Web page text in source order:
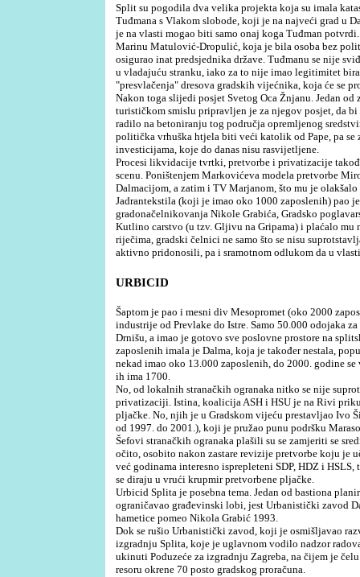
Split su pogodila dva velika projekta koja su imala
Tuđmana s Vlakom slobode, koji je na najveći grad u
je na vlasti mogao biti samo onaj koga Tuđman
Marinu Matulović-Dropulić, koja je bila osoba bez
osigurao inat predsjednika države. Tuđmanu se nije
u vladajuću stranku, iako za to nije imao legitimitet
"presvlačenja" dresova gradskih vijećnika, koja će se
Nakon toga slijedi posjet Svetog Oca Žnjanu. Jedan od
turističkom smislu pripravljen je za njegov posjet, da bi
radilo na betoniranju tog područja opremljenog
politička vrhuška htjela biti veći katolik od Pape, pa
investicijama, koje do danas nisu rasvijetljene.
Procesi likvidacije tvrtki, pretvorbe i privatizacije
scenu. Poništenjem Markovićeva modela pretvorbe
Dalmacijom, a zatim i TV Marjanom, što mu je
Jadrantekstila (koji je imao oko 1000 zaposlenih) pao
gradonačelnikovanja Nikole Grabića, Gradsko
Kutlino carstvo (u tzv. Gljivu na Gripama) i plaćalo mu
riječima, gradski čelnici ne samo što se nisu
aktivno pridonosili, pa i sramotnom odlukom da u
URBICID
Šaptom je pao i mesni div Mesopromet (oko 2000
industrije od Prevlake do Istre. Samo 50.000 odojaka
Drnišu, a imao je gotovo sve poslovne prostore na
zaposlenih imala je Dalma, koja je također nestala,
nekad imao oko 13.000 zaposlenih, do 2000. godine
ih ima 1700.
No, od lokalnih stranačkih ogranaka nitko se nije
privatizaciji. Istina, koalicija ASH i HSU je na Rivi
pljačke. No, njih je u Gradskom vijeću prestavljao Ivo
od 1997. do 2001.), koji je pružao punu podršku
Šefovi stranačkih ogranaka plašili su se zamjeriti se
očito, osobito nakon zastare revizije pretvorbe koju je
već godinama interesno isprepleteni SDP, HDZ i
se diraju u vrući krupmir pretvorbene pljačke.
Urbicid Splita je posebna tema. Jedan od bastiona
ograničavao građevinski lobi, jest Urbanistički zavod
hametice pomeo Nikola Grabić 1993.
Dok se rušio Urbanistički zavod, koji je osmišljavao
izgradnju Splita, koje je uglavnom vodilo nadzor
ukinuti Poduzeće za izgradnju Zagreba, na čijem je
resoru okrene 70 posto gradskog proračuna.